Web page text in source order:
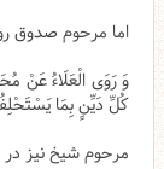
اما مرحوم صدوق
وَ رَوَى الْعَلَاءُ عَنْ
كُلِّ دَيِّنٍ بِمَا يَسْتَحْلِفُونَ
مرحوم شیخ نیز